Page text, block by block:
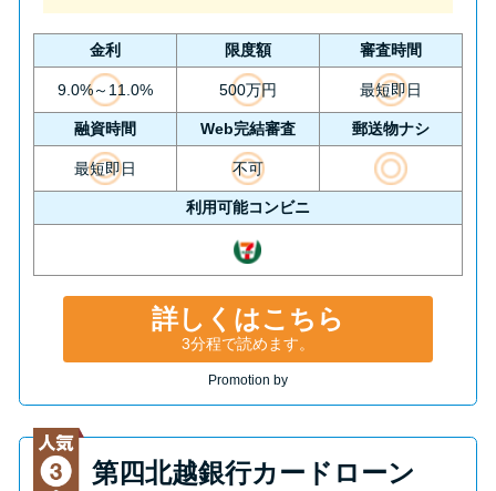
今月の家賃払えない…2ヵ月目に
は解決しないと危険な理由と対
処法3つ
家賃払えないが強制退去は避け
たい…市役所に相談より賢い方
法2選
に悩む人へ街金をおすすめしな
い理由
やシステムをカードローンと比
較
金利 限度額 審査時間
9.0%～11.0% 500万円 最短即日
融資時間 Web完結審査 郵送物ナシ
最短即日 不可
利用可能コンビニ
詳しくはこちら
3分程で読めます。
Promotion by
第四北越銀行カードローン